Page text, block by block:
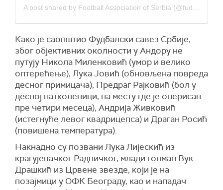
Како је саопштио Фудбалски савез Србије,
због објективних околности у Андору не
путују Никола Миленковић (умор и велико
оптерећење), Лука Јовић (обновљена повреда
десног примицача), Предраг Рајковић (бол у
десној натколеници, на месту где је оперисан
пре четири месеца), Андрија Живковић
(истегнуће левог квадрицепса) и Драган Росић
(повишена температура).
Накнадно су позвани Лука Лијескић из
крагујевачког Радничког, млади голман Вук
Драшкић из Црвене звезде, који је на
позајмици у ОФК Београду, као и нападач